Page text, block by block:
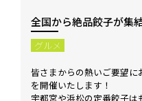
全国から絶品餃子が集
グルメ
皆さまからの熱いご要望に
を開催いたします！
宇都宮や浜松の定番餃子